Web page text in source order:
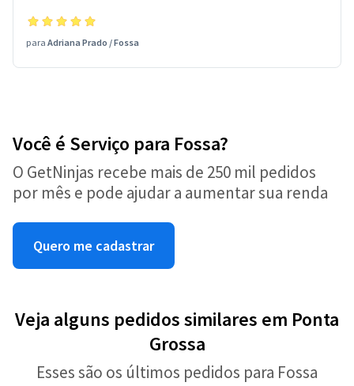
para Adriana Prado /Fossa
Você é Serviço para Fossa?
O GetNinjas recebe mais de 250 mil pedidos
por mês e pode ajudar a aumentar sua renda
Quero me cadastrar
Veja alguns pedidos similares em Ponta
Grossa
Esses são os últimos pedidos para Fossa